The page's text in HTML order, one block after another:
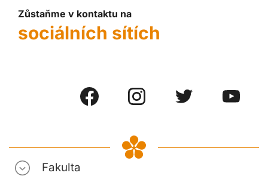
Zůstaňme v kontaktu na
sociálních sítích
Fakulta